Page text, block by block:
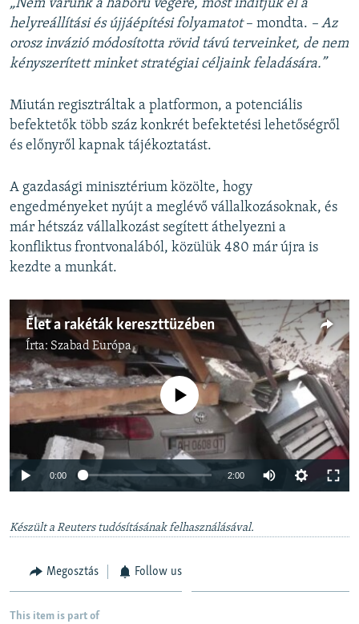
„Nem várunk a háború végére, most indítjuk el a
helyreállítási és újjáépítési folyamatot– mondta. – Az
orosz invázió módosította rövid távú terveinket, de nem
kényszerített minket stratégiai céljaink feladására.”
Miután regisztráltak a platformon, a potenciális
befektetők több száz konkrét befektetési lehetőségről
és előnyről kapnak tájékoztatást.
A gazdasági minisztérium közölte, hogy
engedményeket nyújt a meglévő vállalkozásoknak, és
már hétszáz vállalkozást segített áthelyezni a
konfliktus frontvonalából, közülük 480 már újra is
kezdte a munkát.
Élet a rakéták kereszttüzében
Írta: Szabad Európa
720p 1080p
Jelenleg nincs elérhető tartalom
0:00 2:00
Készült a Reuters tudósításának felhasználásával.
Megosztás Follow us
This item is part of